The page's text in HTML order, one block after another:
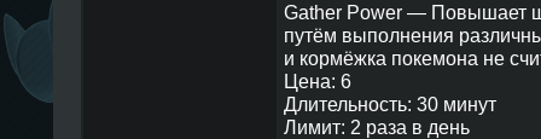
Gather Power — Повышает
путём выполнения
и кормёжка покемона не
Цена: 6
Длительность: 30 минут
Лимит: 2 раза в день